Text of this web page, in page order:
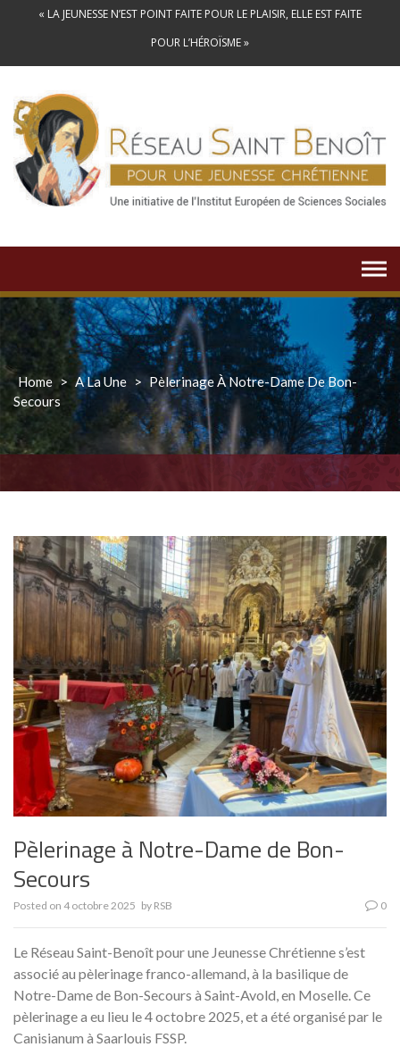
« LA JEUNESSE N’EST POINT FAITE POUR LE PLAISIR, ELLE EST FAITE
POUR L’HÉROÏSME »
Home > A La Une > Pèlerinage À Notre-Dame De Bon-
Secours
Pèlerinage à Notre-Dame de Bon-
Secours
Posted on 4 octobre 2025 by RSB 0
Le Réseau Saint-Benoît pour une Jeunesse Chrétienne s’est
associé au pèlerinage franco-allemand, à la basilique de
Notre-Dame de Bon-Secours à Saint-Avold, en Moselle. Ce
pèlerinage a eu lieu le 4 octobre 2025, et a été organisé par le
Canisianum à Saarlouis FSSP.